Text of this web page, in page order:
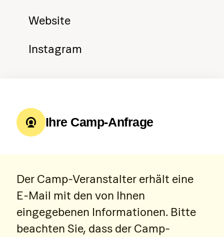
Website
Instagram
Ihre Camp-Anfrage
Der Camp-Veranstalter erhält eine
E-Mail mit den von Ihnen
eingegebenen Informationen. Bitte
beachten Sie, dass der Camp-